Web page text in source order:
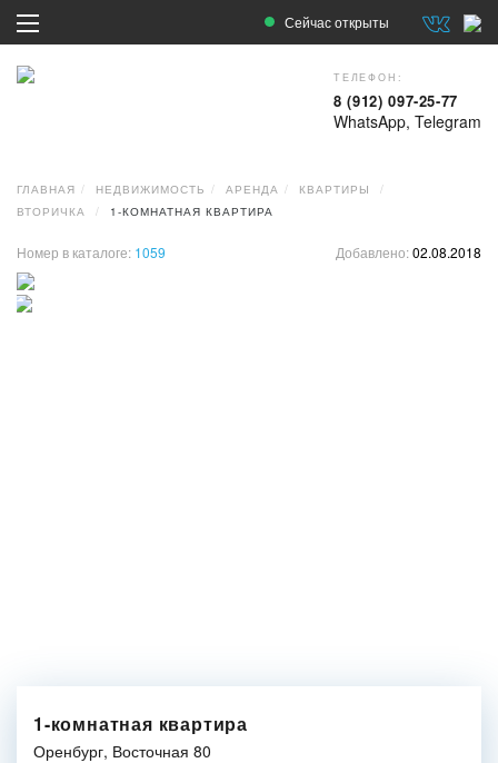
Сейчас открыты
ТЕЛЕФОН:
8 (912) 097-25-77
WhatsApp, Telegram
ГЛАВНАЯ НЕДВИЖИМОСТЬ АРЕНДА
КВАРТИРЫ
ВТОРИЧКА
1-КОМНАТНАЯ КВАРТИРА
Номер в каталоге: 1059 Добавлено:02.08.2018
1-комнатная квартира
Оренбург, Восточная 80